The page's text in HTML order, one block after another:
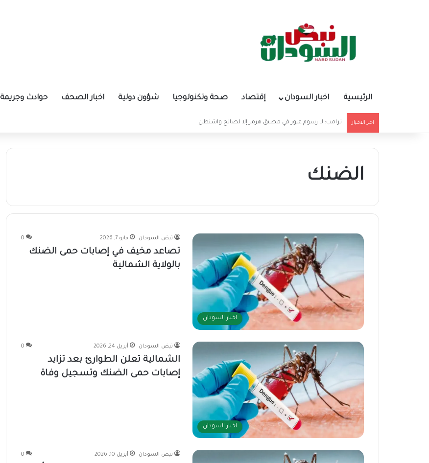
الرئيسية اخبار السودان إقتصاد صحة وتكنولوجيا شؤون دولية اخبار الصحف حوادث وجريمة
اخر الاخبار ثلاثة ليبيين يقتلون مواطناً سودانياً ويطمسون الأدلة
الضنك
اخبار السودان
نبض السودان مايو 7, 2026 0
تصاعد مخيف في إصابات حمى الضنك
بالولاية الشمالية
اخبار السودان
نبض السودان أبريل 24, 2026 0
الشمالية تعلن الطوارئ بعد تزايد
إصابات حمى الضنك وتسجيل وفاة
نبض السودان أبريل 10, 2026 0